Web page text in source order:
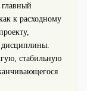
к расходному
стабильную